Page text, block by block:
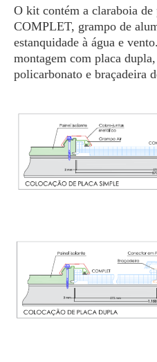
O kit contém a claraboia de
COMPLET, grampo de
estanquidade à água e
montagem com placa
policarbonato e braçadeira